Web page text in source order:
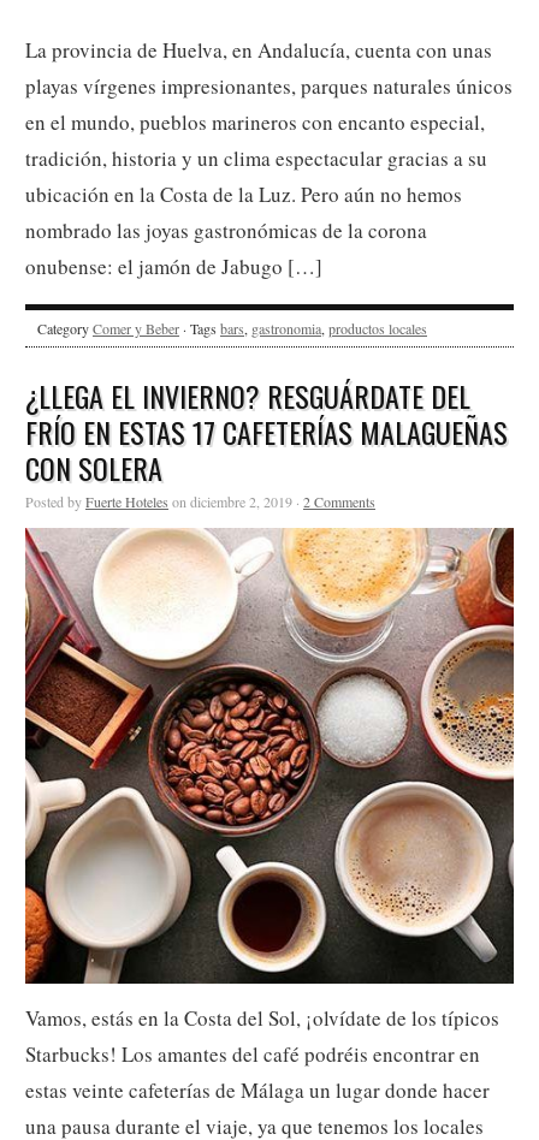
La provincia de Huelva, en Andalucía, cuenta con unas
en el mundo, pueblos marineros con encanto especial,
tradición, historia y un clima espectacular gracias a su
ubicación en la Costa de la Luz. Pero aún no hemos
nombrado las joyas gastronómicas de la corona
onubense: el jamón de Jabugo […]
CategoryComer y Beber bars,gastronomia,productos locales
¿LLEGA EL INVIERNO? RESGUÁRDATE DEL
FRÍO EN ESTAS 17 CAFETERÍAS MALAGUEÑAS
CON SOLERA
Posted by Fuerte Hoteleson diciembre 2, 2019 ·2 Comments